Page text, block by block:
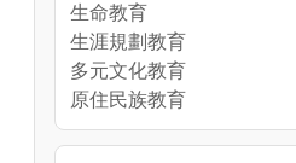
生命教育
生涯規劃教育
多元文化教育
原住民族教育